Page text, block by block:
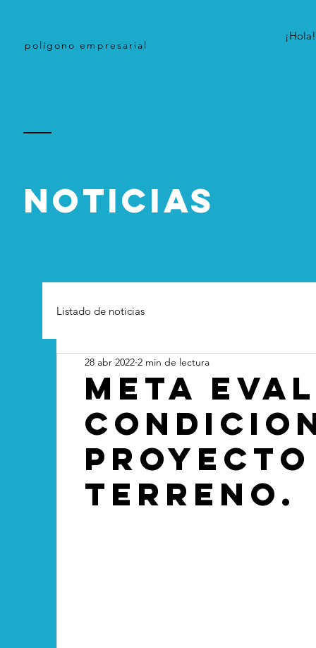
polígono empresarial
¡Hola!
NOTICIAS
Listado de noticias
Meta
terreno.
28 abr 2022 2 min de lectura